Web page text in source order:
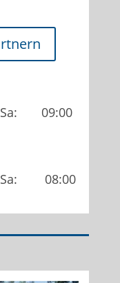
Sa: 09:00
Sa: 08:00